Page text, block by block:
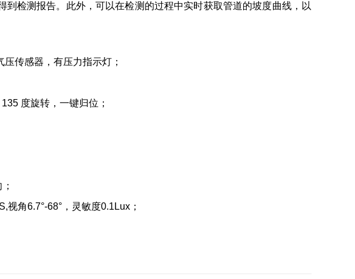
检测报告。此外，可以在检测的过程中实时获取管道的坡度曲线，以
传感器，有压力指示灯；
度旋转，一键归位；
视角6.7°-68°，灵敏度0.1Lux；